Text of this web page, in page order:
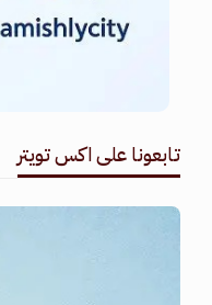
تابعونا على اكس تويتر